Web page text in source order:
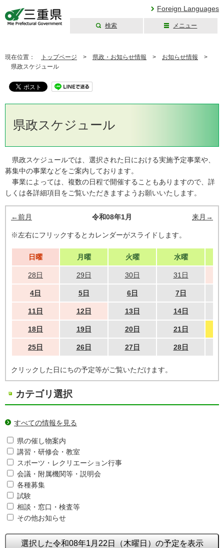
Foreign Languages
検索 メニュー
現在位置： トップページ > 県政・お知らせ情報 > お知らせ情報 >
県政スケジュール
県政スケジュール
県政スケジュールでは、選択された日における実施予定事業や、
募集中の事業などをご案内しております。
事業によっては、複数の日程で開催することもありますので、詳
しくは各詳細項目をご覧いただきますようお願いいたします。
←前月 令和08年1月 来月→
※左右にフリックするとカレンダーがスライドします。
日曜 月曜 火曜 水曜
28日 29日 30日 31日
4日 5日 6日 7日
11日 12日 13日 14日
18日 19日 20日 21日
25日 26日 27日 28日
クリックした日にちの予定等がご覧いただけます。
カテゴリ選択
すべての情報を見る
県の催し物案内
講習・研修会・教室
スポーツ・レクリエーション行事
会議・附属機関等・説明会
各種募集
試験
相談・窓口・検査等
その他お知らせ
選択した令和08年1月22日（木曜日）の予定を表示